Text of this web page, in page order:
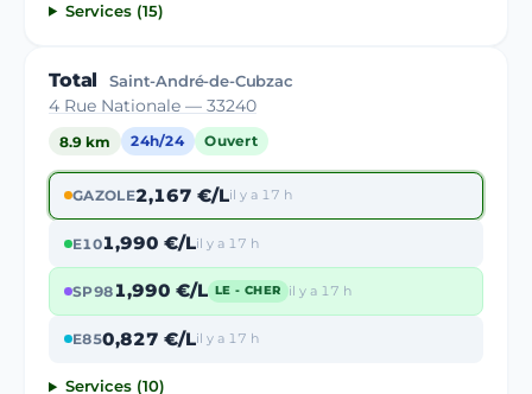
Services (15)
Total Saint-André-de-Cubzac
4 Rue Nationale — 33240
8.9 km 24h/24 Ouvert
GAZOLE2,167 €/Lil y a 17 h
E101,990 €/Lil y a 17 h
SP981,990 €/L LE - CHER il y a 17 h
E850,827 €/Lil y a 17 h
Services (10)